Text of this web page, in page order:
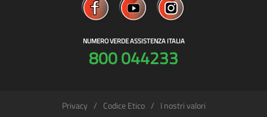
NUMERO VERDE ASSISTENZA ITALIA
800 044233
Privacy Codice Etico I nostri valori